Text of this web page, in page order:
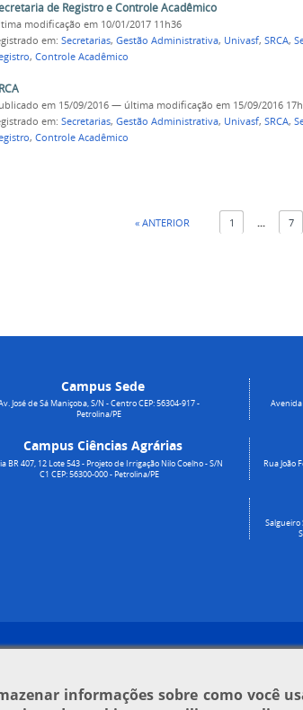
de Registro e Controle Acadêmico
modificação em 10/01/2017 11h36
em: Secretarias, Gestão Administrativa, Univasf, SRCA,
, Controle Acadêmico
em 15/09/2016 — última modificação em 15/09/2016
em: Secretarias, Gestão Administrativa, Univasf, SRCA,
, Controle Acadêmico
« ANTERIOR 1 ... 7
Campus Sede
José de Sá Maniçoba, S/N - Centro CEP: 56304-917 -
Petrolina/PE
Campus Ciências Agrárias
BR 407, 12 Lote 543 - Projeto de Irrigação Nilo Coelho - S/N
C1 CEP: 56300-000 - Petrolina/PE
Avenida
Rua João
Salgueiro
informações sobre como você